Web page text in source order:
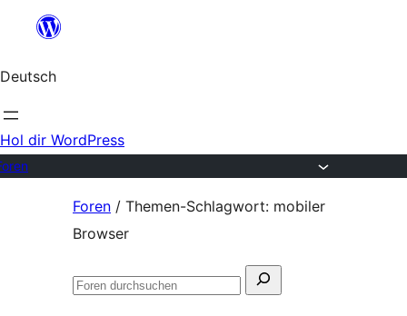
springen
Deutsch
Hol dir WordPress
Foren / Themen-Schlagwort: mobiler
Browser
Suchen
Foren